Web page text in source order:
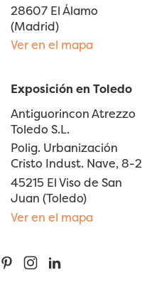
28607 El Álamo
(Madrid)
Ver en el mapa
Exposición en Toledo
Antiguorincon Atrezzo
Toledo S.L.
Polig. Urbanización
Cristo Indust. Nave, 8-2
45215 El Viso de San
Juan (Toledo)
Ver en el mapa
YouTubePinterestInstagram